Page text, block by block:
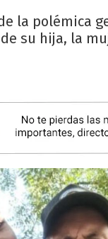
la polémica
su hija, la